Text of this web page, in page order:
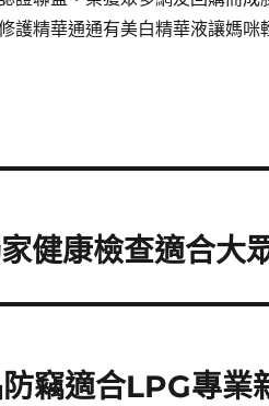
護精華通通有美白精華液讓媽咪
健康檢查適合大
竊適合LPG專業